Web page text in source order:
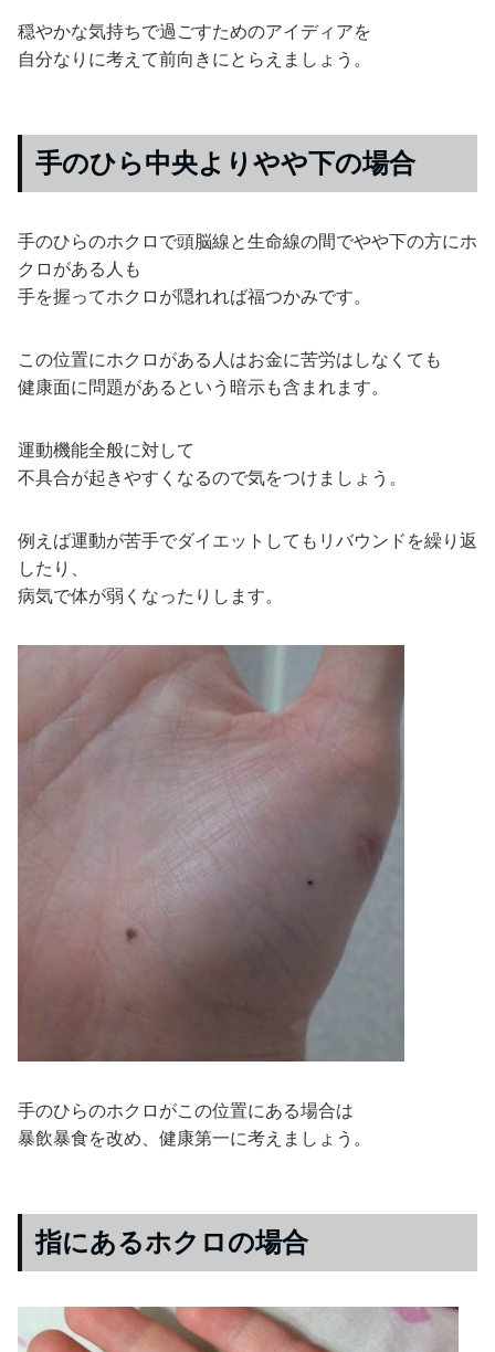
穏やかな気持ちで過ごすためのアイディアを
自分なりに考えて前向きにとらえましょう。
手のひら中央よりやや下の場合
手のひらのホクロで頭脳線と生命線の間でやや下の方にホ
クロがある人も
手を握ってホクロが隠れれば福つかみです。
この位置にホクロがある人はお金に苦労はしなくても
健康面に問題があるという暗示も含まれます。
運動機能全般に対して
不具合が起きやすくなるので気をつけましょう。
例えば運動が苦手でダイエットしてもリバウンドを繰り返
したり、
病気で体が弱くなったりします。
手のひらのホクロがこの位置にある場合は
暴飲暴食を改め、健康第一に考えましょう。
指にあるホクロの場合